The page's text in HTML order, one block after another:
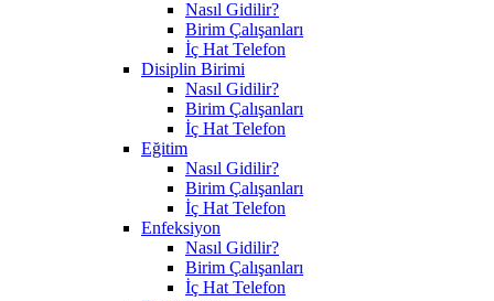
Nasıl Gidilir?
Birim Çalışanları
İç Hat Telefon
Disiplin Birimi
Nasıl Gidilir?
Birim Çalışanları
İç Hat Telefon
Eğitim
Nasıl Gidilir?
Birim Çalışanları
İç Hat Telefon
Enfeksiyon
Nasıl Gidilir?
Birim Çalışanları
İç Hat Telefon